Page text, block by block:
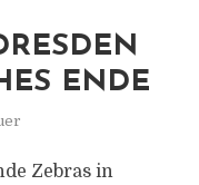
ENDE
Zebras in